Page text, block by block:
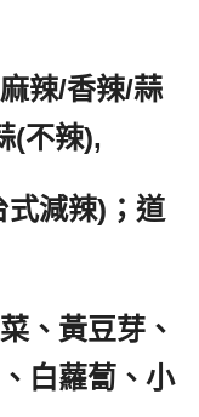
辣/香辣/蒜
(不辣),
式減辣)；道
、黃豆芽、
白蘿蔔、小